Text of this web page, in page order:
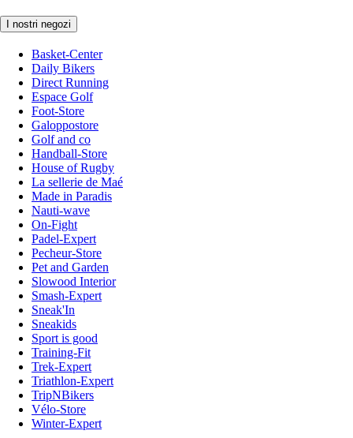
I nostri negozi
Basket-Center
Daily Bikers
Direct Running
Espace Golf
Foot-Store
Galoppostore
Golf and co
Handball-Store
House of Rugby
La sellerie de Maé
Made in Paradis
Nauti-wave
On-Fight
Padel-Expert
Pecheur-Store
Pet and Garden
Slowood Interior
Smash-Expert
Sneak'In
Sneakids
Sport is good
Training-Fit
Trek-Expert
Triathlon-Expert
TripNBikers
Vélo-Store
Winter-Expert